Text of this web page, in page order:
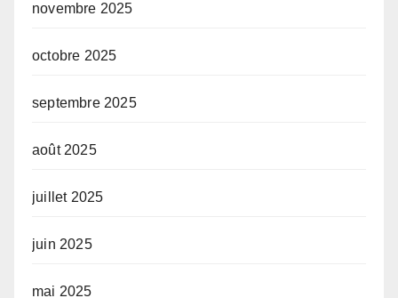
novembre 2025
octobre 2025
septembre 2025
août 2025
juillet 2025
juin 2025
mai 2025